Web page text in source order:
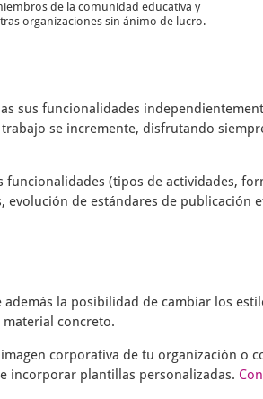
de la comunidad educativa y
organizaciones sin ánimo de lucro.
sus funcionalidades
se incremente, disfrutando
(tipos de actividades,
de estándares de publicación
la posibilidad de cambiar los
concreto.
corporativa de tu organización o
incorporar plantillas personalizadas.